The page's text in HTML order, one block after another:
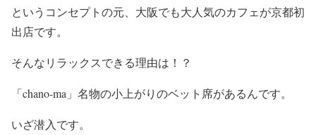
というコンセプトの元、大阪でも大人気のカフェが京都初
出店です。
そんなリラックスできる理由は！？
「chano-ma」名物の小上がりのベット席があるんです。
いざ潜入です。